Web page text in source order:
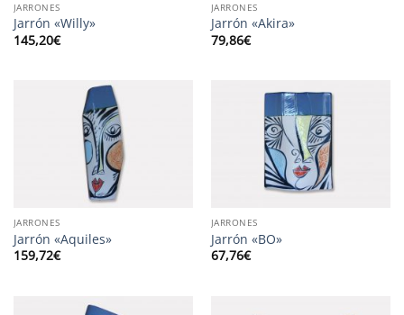
JARRONES
Jarrón «Willy»
145,20€
JARRONES
Jarrón «Akira»
79,86€
JARRONES
Jarrón «Aquiles»
159,72€
JARRONES
Jarrón «BO»
67,76€